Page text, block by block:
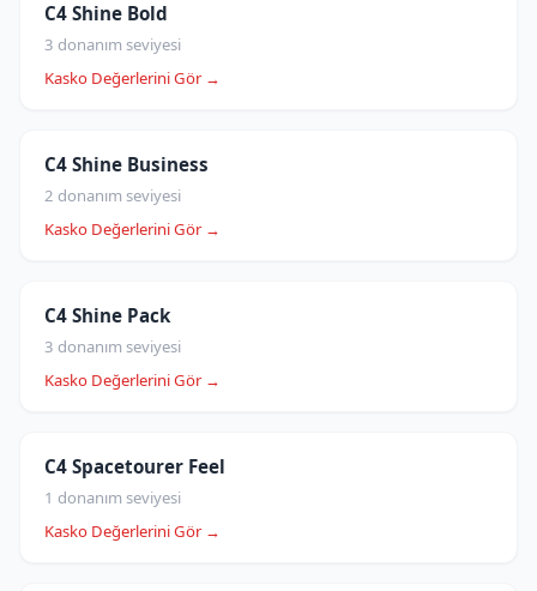
C4 Shine Bold
3 donanım seviyesi
Kasko Değerlerini Gör →
C4 Shine Business
2 donanım seviyesi
Kasko Değerlerini Gör →
C4 Shine Pack
3 donanım seviyesi
Kasko Değerlerini Gör →
C4 Spacetourer Feel
1 donanım seviyesi
Kasko Değerlerini Gör →